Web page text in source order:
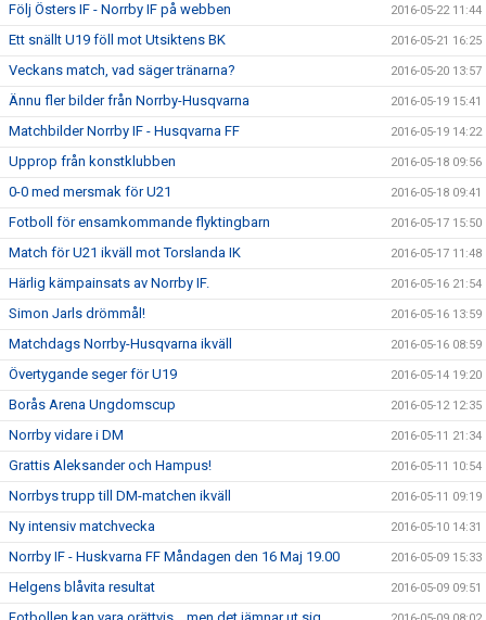
Följ Östers IF - Norrby IF på webben 2016-05-22 11:44
Ett snällt U19 föll mot Utsiktens BK 2016-05-21 16:25
Veckans match, vad säger tränarna? 2016-05-20 13:57
Ännu fler bilder från Norrby-Husqvarna 2016-05-19 15:41
Matchbilder Norrby IF - Husqvarna FF 2016-05-19 14:22
Upprop från konstklubben 2016-05-18 09:56
0-0 med mersmak för U21 2016-05-18 09:41
Fotboll för ensamkommande flyktingbarn 2016-05-17 15:50
Match för U21 ikväll mot Torslanda IK 2016-05-17 11:48
Härlig kämpainsats av Norrby IF. 2016-05-16 21:54
Simon Jarls drömmål! 2016-05-16 13:59
Matchdags Norrby-Husqvarna ikväll 2016-05-16 08:59
Övertygande seger för U19 2016-05-14 19:20
Borås Arena Ungdomscup 2016-05-12 12:35
Norrby vidare i DM 2016-05-11 21:34
Grattis Aleksander och Hampus! 2016-05-11 10:54
Norrbys trupp till DM-matchen ikväll 2016-05-11 09:19
Ny intensiv matchvecka 2016-05-10 14:31
Norrby IF - Huskvarna FF Måndagen den 16 Maj 19.00 2016-05-09 15:33
Helgens blåvita resultat 2016-05-09 09:51